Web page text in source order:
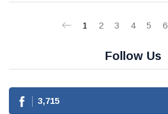
1 2 3 4 5 6
Follow Us
3,715